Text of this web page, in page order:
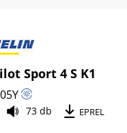
Sport 4 S K1
Y
73 db EPREL